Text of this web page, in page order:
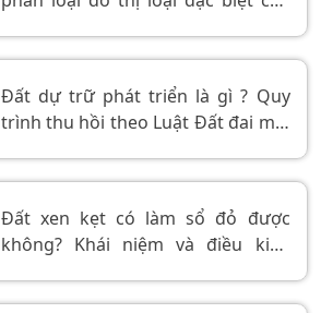
Đất dự trữ phát triển là gì ? Quy
trình thu hồi theo Luật Đất đai mới
Đất xen kẹt có làm sổ đỏ được
không? Khái niệm và điều kiện